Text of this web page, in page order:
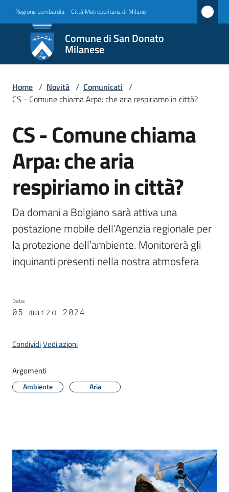
Regione Lombardia - Città Metropolitana di Milano
Comune di San Donato
Milanese
Comune
di San
Donato
Milanese
Amministrazione
Novità
Menu selezionato
Servizi
Vivere
Donato
Milanese
Tutti
Seguici
su
Home / Novità / Comunicati /
CS - Comune chiama Arpa: che aria respiriamo in città?
Salta al contenuto
CS - Comune chiama
Arpa: che aria
respiriamo in città?
Da domani a Bolgiano sarà attiva una
postazione mobile dell’Agenzia regionale per
la protezione dell’ambiente. Monitorerà gli
inquinanti presenti nella nostra atmosfera
Data:
05 marzo 2024
CondividiVedi azioni
Argomenti
Ambiente Aria
Contenuto